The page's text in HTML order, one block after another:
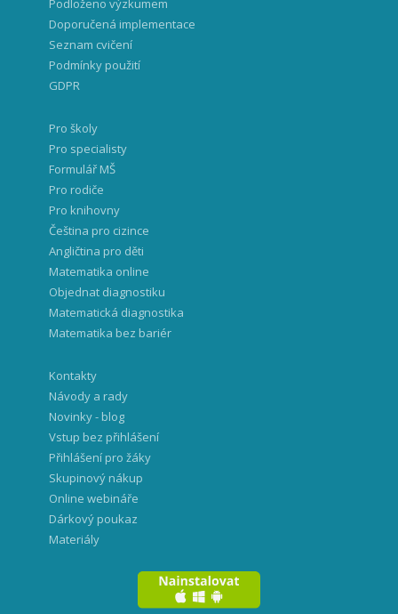
Podloženo výzkumem
Doporučená implementace
Seznam cvičení
Podmínky použití
GDPR
Pro školy
Pro specialisty
Formulář MŠ
Pro rodiče
Pro knihovny
Čeština pro cizince
Angličtina pro děti
Matematika online
Objednat diagnostiku
Matematická diagnostika
Matematika bez bariér
Kontakty
Návody a rady
Novinky - blog
Vstup bez přihlášení
Přihlášení pro žáky
Skupinový nákup
Online webináře
Dárkový poukaz
Materiály